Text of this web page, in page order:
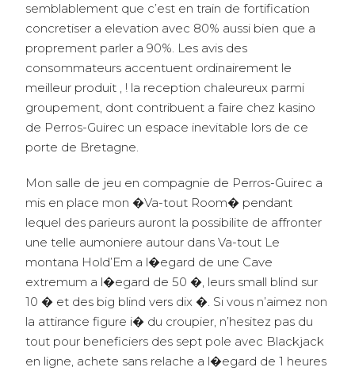
semblablement que c’est en train de fortification
concretiser a elevation avec 80% aussi bien que a
proprement parler a 90%. Les avis des
consommateurs accentuent ordinairement le
meilleur produit , ! la reception chaleureux parmi
groupement, dont contribuent a faire chez kasino
de Perros-Guirec un espace inevitable lors de ce
porte de Bretagne.
Mon salle de jeu en compagnie de Perros-Guirec a
mis en place mon �Va-tout Room� pendant
lequel des parieurs auront la possibilite de affronter
une telle aumoniere autour dans Va-tout Le
montana Hold’Em a l�egard de une Cave
extremum a l�egard de 50 �, leurs small blind sur
10 � et des big blind vers dix �. Si vous n’aimez non
la attirance figure i� du croupier, n’hesitez pas du
tout pour beneficiers des sept pole avec Blackjack
en ligne, achete sans relache a l�egard de 1 heures